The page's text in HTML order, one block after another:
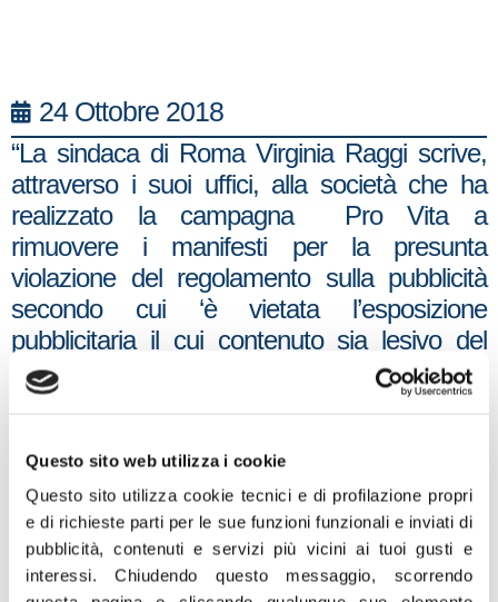
Questo sito web utilizza i cookie
Questo sito utilizza cookie tecnici e di profilazione propri
e di richieste parti per le sue funzioni funzionali e inviati di
pubblicità, contenuti e servizi più vicini ai tuoi gusti e
interessi.Chiudendo questo messaggio, scorrendo
24 Ottobre 2018
“La sindaca di Roma Virginia Raggi scrive,
attraverso i suoi uffici, alla società che ha
realizzato la campagna Pro Vita a
rimuovere i manifesti per la presunta
violazione del regolamento sulla pubblicità
secondo cui ‘è vietata l’esposizione
pubblicitaria il cui contenuto sia lesivo del
rispetto delle libertà individuali, dei diritti
civili…’. Non ci risulta che nell’ordinamento
libertà individuali di due omosessuali ad
avere figli o a procurarseli attraverso il
contratto commerciale che prevede l’affitto
dell’utero di una donna. Modalità, quella sì,
lesiva della dignità femminile e vietata in